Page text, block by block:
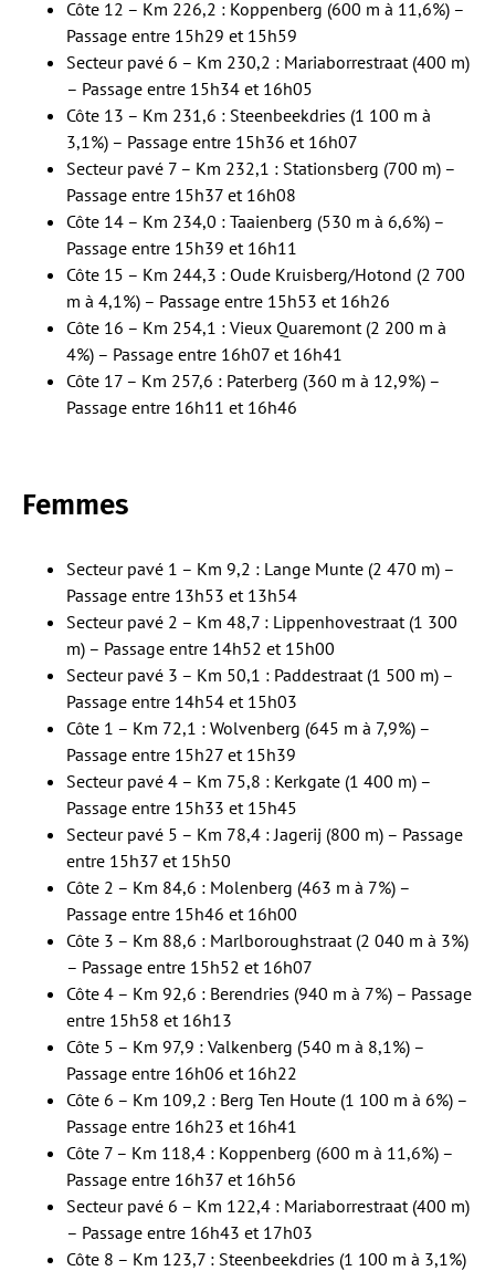
Côte 12 – Km 226,2 : Koppenberg (600 m à 11,6%) –
Passage entre 15h29 et 15h59
Secteur pavé 6 – Km 230,2 : Mariaborrestraat (400 m)
– Passage entre 15h34 et 16h05
Côte 13 – Km 231,6 : Steenbeekdries (1 100 m à
3,1%) – Passage entre 15h36 et 16h07
Secteur pavé 7 – Km 232,1 : Stationsberg (700 m) –
Passage entre 15h37 et 16h08
Côte 14 – Km 234,0 : Taaienberg (530 m à 6,6%) –
Passage entre 15h39 et 16h11
Côte 15 – Km 244,3 : Oude Kruisberg/Hotond (2 700
m à 4,1%) – Passage entre 15h53 et 16h26
Côte 16 – Km 254,1 : Vieux Quaremont (2 200 m à
4%) – Passage entre 16h07 et 16h41
Côte 17 – Km 257,6 : Paterberg (360 m à 12,9%) –
Passage entre 16h11 et 16h46
Femmes
Secteur pavé 1 – Km 9,2 : Lange Munte (2 470 m) –
Passage entre 13h53 et 13h54
Secteur pavé 2 – Km 48,7 : Lippenhovestraat (1 300
m) – Passage entre 14h52 et 15h00
Secteur pavé 3 – Km 50,1 : Paddestraat (1 500 m) –
Passage entre 14h54 et 15h03
Côte 1 – Km 72,1 : Wolvenberg (645 m à 7,9%) –
Passage entre 15h27 et 15h39
Secteur pavé 4 – Km 75,8 : Kerkgate (1 400 m) –
Passage entre 15h33 et 15h45
Secteur pavé 5 – Km 78,4 : Jagerij (800 m) – Passage
entre 15h37 et 15h50
Côte 2 – Km 84,6 : Molenberg (463 m à 7%) –
Passage entre 15h46 et 16h00
Côte 3 – Km 88,6 : Marlboroughstraat (2 040 m à 3%)
– Passage entre 15h52 et 16h07
Côte 4 – Km 92,6 : Berendries (940 m à 7%) – Passage
entre 15h58 et 16h13
Côte 5 – Km 97,9 : Valkenberg (540 m à 8,1%) –
Passage entre 16h06 et 16h22
Côte 6 – Km 109,2 : Berg Ten Houte (1 100 m à 6%) –
Passage entre 16h23 et 16h41
Côte 7 – Km 118,4 : Koppenberg (600 m à 11,6%) –
Passage entre 16h37 et 16h56
Secteur pavé 6 – Km 122,4 : Mariaborrestraat (400 m)
– Passage entre 16h43 et 17h03
Côte 8 – Km 123,7 : Steenbeekdries (1 100 m à 3,1%)